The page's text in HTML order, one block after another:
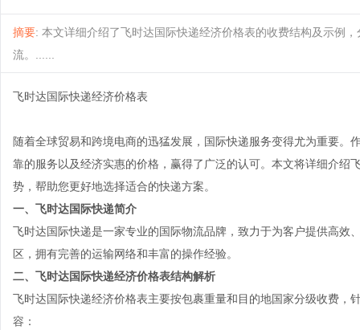
摘要: 本文详细介绍了飞时达国际快递经济价格表的收费结构及示例
流。......
飞时达国际快递经济价格表
随着全球贸易和跨境电商的迅猛发展，国际快递服务变得尤为重要
靠的服务以及经济实惠的价格，赢得了广泛的认可。本文将详细介绍
势，帮助您更好地选择适合的快递方案。
一、飞时达国际快递简介
飞时达国际快递是一家专业的国际物流品牌，致力于为客户提供高效
区，拥有完善的运输网络和丰富的操作经验。
二、飞时达国际快递经济价格表结构解析
飞时达国际快递经济价格表主要按包裹重量和目的地国家分级收费，
容：